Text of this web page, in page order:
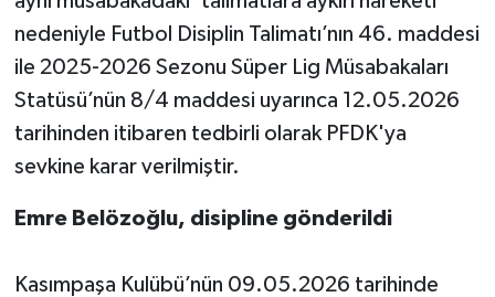
nedeniyle Futbol Disiplin Talimatı’nın 46. maddesi
ile 2025-2026 Sezonu Süper Lig Müsabakaları
Statüsü’nün 8/4 maddesi uyarınca 12.05.2026
tarihinden itibaren tedbirli olarak PFDK'ya
sevkine karar verilmiştir.
Emre Belözoğlu, disipline gönderildi
Kasımpaşa Kulübü’nün 09.05.2026 tarihinde